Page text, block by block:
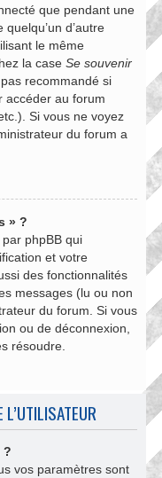
que pendant une
d’autre
le même
la case Se souvenir
recommandé si
accéder au forum
Si vous ne voyez
du forum a
» ?
phpBB qui
et votre
des fonctionnalités
messages (lu ou non
du forum. Si vous
ou de déconnexion,
résoudre.
?
vos paramètres sont